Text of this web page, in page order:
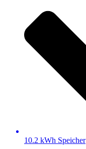
10.2 kWh Speicher